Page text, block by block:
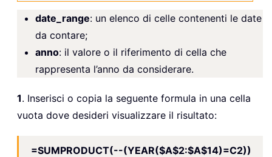
date_range: un elenco di celle contenenti le date
da contare;
anno: il valore o il riferimento di cella che
rappresenta l’anno da considerare.
1. Inserisci o copia la seguente formula in una cella
vuota dove desideri visualizzare il risultato:
=SUMPRODUCT(--(YEAR($A$2:$A$14)=C2))